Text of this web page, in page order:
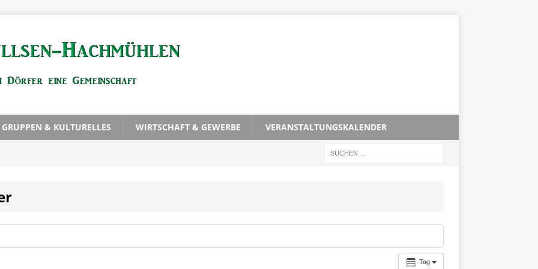
& KULTURELLES WIRTSCHAFT & GEWERBE VERANSTALTUNGSKALENDER
Tag